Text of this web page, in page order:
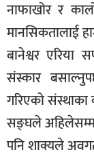
नाफाखोर र
मानसिकतालाई
बानेश्वर
संस्कार
गरिएको संस्थाका
सङ्घले अहिलेसम्म
पनि शाक्यले